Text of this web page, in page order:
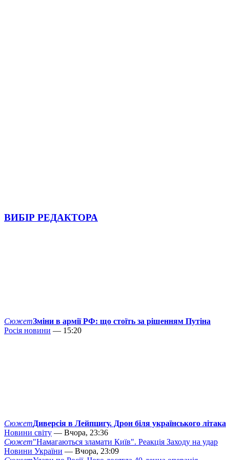
ВИБІР РЕДАКТОРА
СюжетЗміни в армії РФ: що стоїть за рішенням Путіна
Росія новини — 15:20
СюжетДиверсія в Лейпцигу. Дрон біля українського літака
Новини світу — Вчора, 23:36
Сюжет"Намагаються зламати Київ". Реакція Заходу на удар
Новини України — Вчора, 23:09